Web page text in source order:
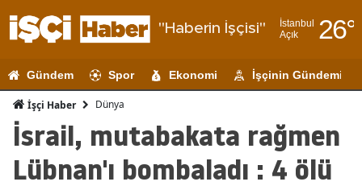
"Haberin İşçisi"
İstanbul
Açık
26°
Adıyaman
Ağrı
Amasya
Gündem Spor Ekonomi İşçinin Gündemi
İşçi Haber Dünya
İsrail, mutabakata rağmen
Lübnan'ı bombaladı : 4 ölü